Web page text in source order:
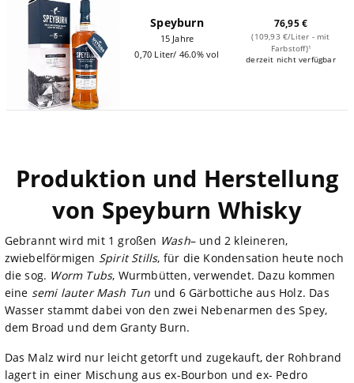
Speyburn
15 Jahre
0,70 Liter/ 46.0% vol
76,95 €
(109,93 €/Liter - mit
Farbstoff)¹
derzeit nicht verfügbar
Produktion und Herstellung
von Speyburn Whisky
Gebrannt wird mit 1 großen Wash– und 2 kleineren,
zwiebelförmigen Spirit Stills, für die Kondensation heute noch
die sog. Worm Tubs, Wurmbütten, verwendet. Dazu kommen
eine semi lauter Mash Tun und 6 Gärbottiche aus Holz. Das
Wasser stammt dabei von den zwei Nebenarmen des Spey,
dem Broad und dem Granty Burn.
Das Malz wird nur leicht getorft und zugekauft, der Rohbrand
lagert in einer Mischung aus ex-Bourbon und ex- Pedro